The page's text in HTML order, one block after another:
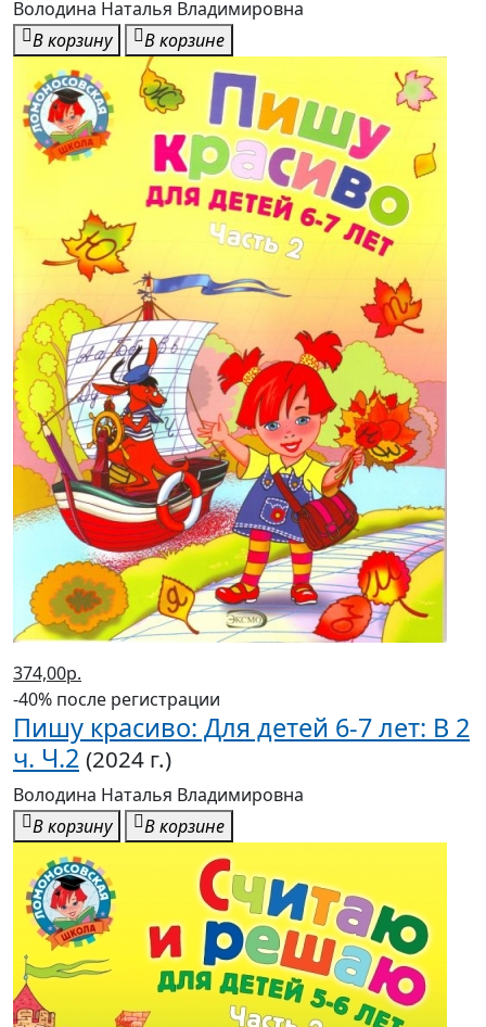
Володина Наталья Владимировна
В корзину
В корзине
374,00р.
-40% после регистрации
Пишу красиво: Для детей 6-7 лет: В 2
ч. Ч.2 (2024 г.)
Володина Наталья Владимировна
В корзину
В корзине